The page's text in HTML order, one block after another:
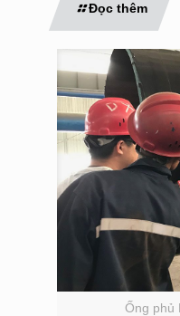
Đọc thêm
Ống phủ